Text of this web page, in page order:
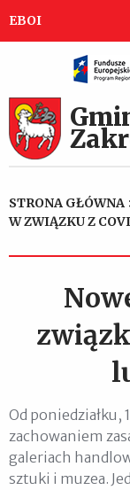
EBOI
STRONA GŁÓWNA
W ZWIĄZKU Z
Od poniedziałku,
zachowaniem
galeriach
sztuki i muzea.